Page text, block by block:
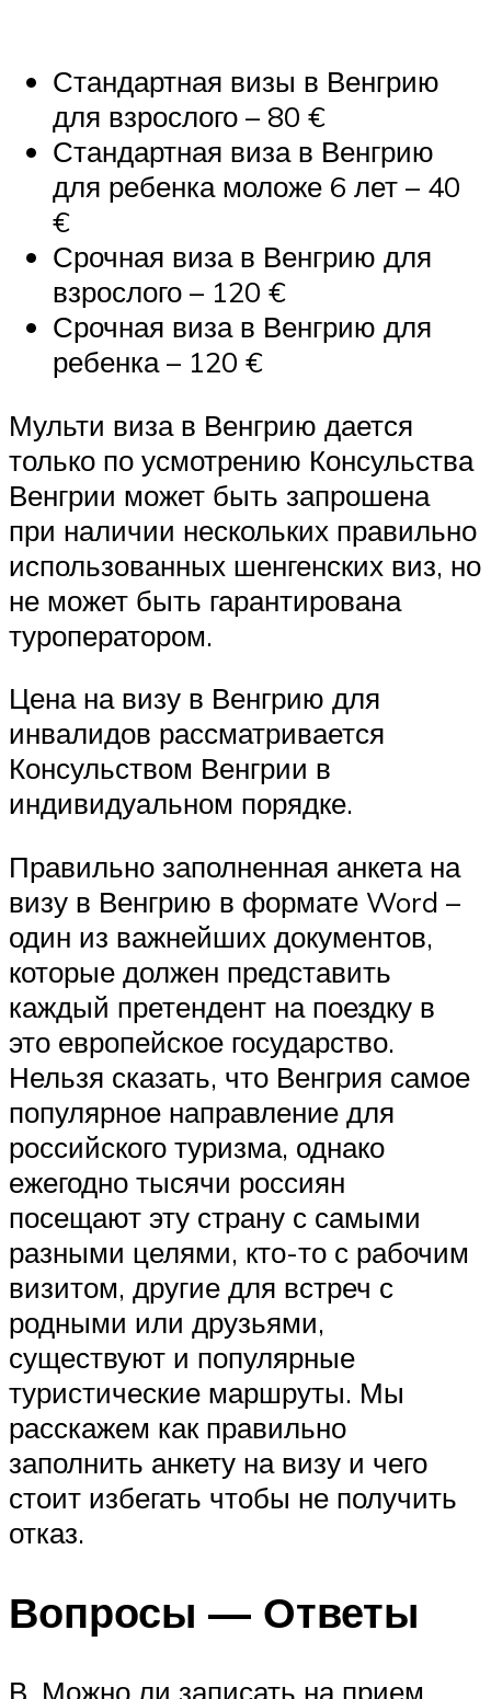
Стандартная визы в Венгрию
для взрослого – 80 €
Стандартная виза в Венгрию
для ребенка моложе 6 лет – 40
€
Срочная виза в Венгрию для
взрослого – 120 €
Срочная виза в Венгрию для
ребенка – 120 €
Мульти виза в Венгрию дается
только по усмотрению Консульства
Венгрии может быть запрошена
при наличии нескольких правильно
использованных шенгенских виз, но
не может быть гарантирована
туроператором.
Цена на визу в Венгрию для
инвалидов рассматривается
Консульством Венгрии в
индивидуальном порядке.
Правильно заполненная анкета на
визу в Венгрию в формате Word –
один из важнейших документов,
которые должен представить
каждый претендент на поездку в
это европейское государство.
Нельзя сказать, что Венгрия самое
популярное направление для
российского туризма, однако
ежегодно тысячи россиян
посещают эту страну с самыми
разными целями, кто-то с рабочим
визитом, другие для встреч с
родными или друзьями,
существуют и популярные
туристические маршруты. Мы
расскажем как правильно
заполнить анкету на визу и чего
стоит избегать чтобы не получить
отказ.
Вопросы — Ответы
В. Можно ли записать на прием